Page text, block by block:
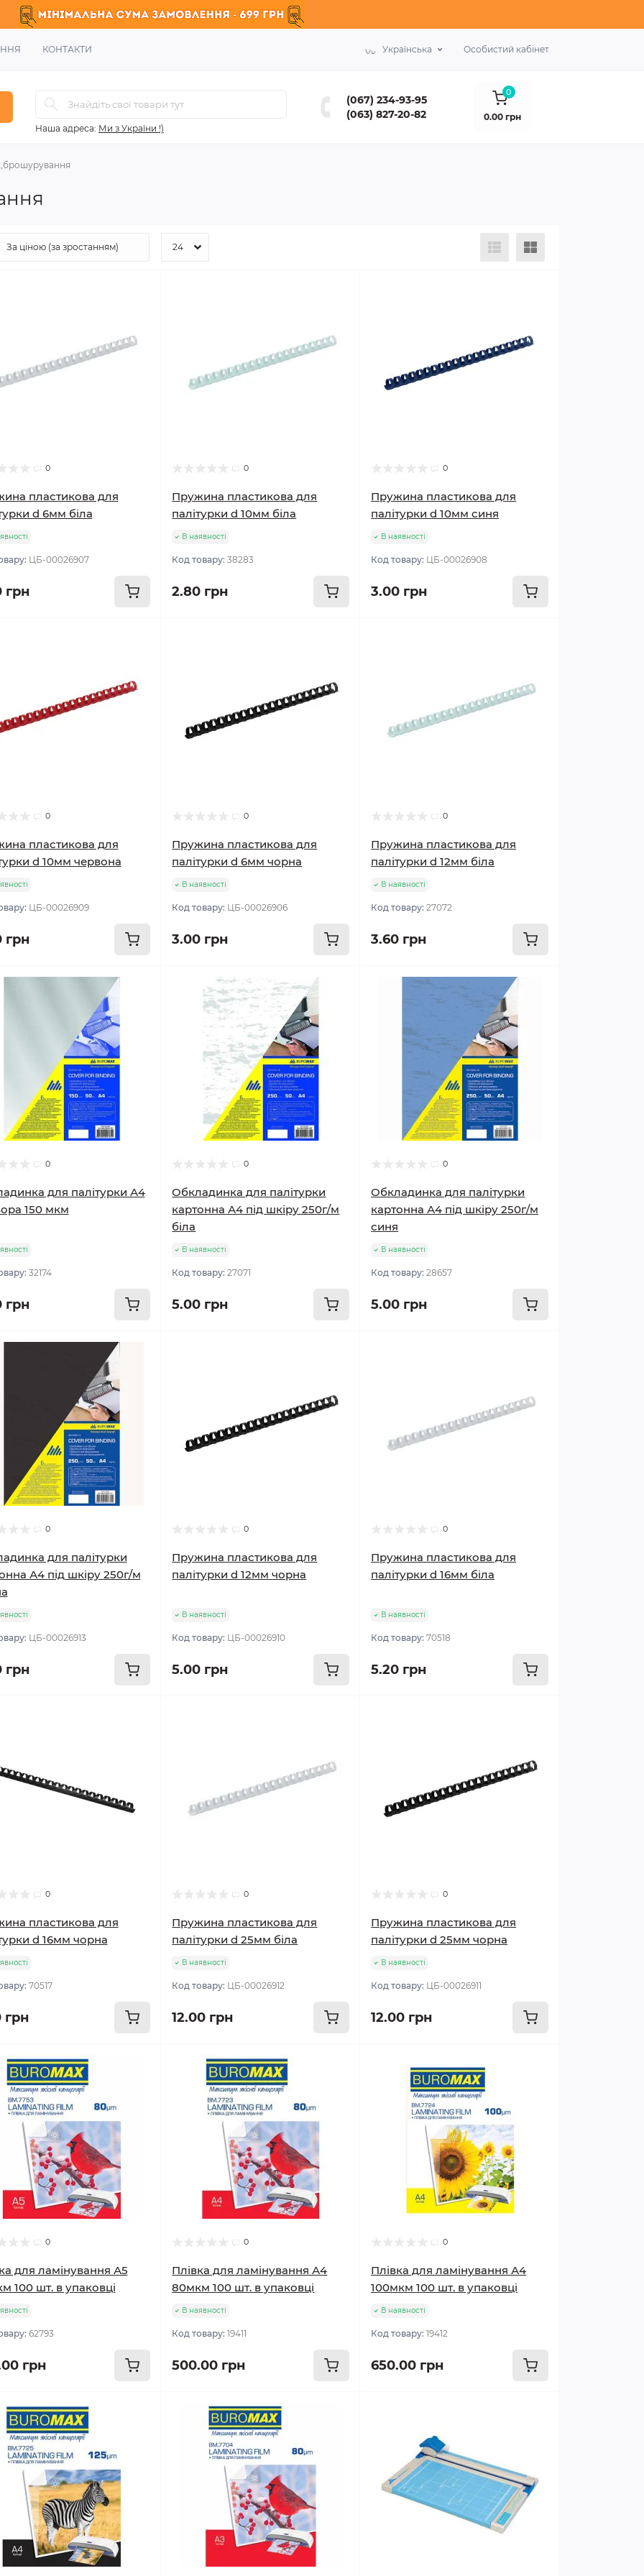
КОНТАКТИ Українська Особистий кабінет
Наша адреса: Ми з України !)
(067) 234-93-95
(063) 827-20-82
0
0.00 грн
0
пластикова для
d 6мм біла
ЦБ-00026907
грн
0
Пружина пластикова для
палітурки d 10мм біла
В наявності
Код товару:38283
2.80 грн
0
Пружина пластикова для
палітурки d 10мм синя
В наявності
Код товару: ЦБ-00026908
3.00 грн
0
пластикова для
d 10мм червона
ЦБ-00026909
грн
0
Пружина пластикова для
палітурки d 6мм чорна
В наявності
Код товару: ЦБ-00026906
3.00 грн
0
Пружина пластикова для
палітурки d 12мм біла
В наявності
Код товару:27072
3.60 грн
0
для палітурки А4
150 мкм
32174
грн
0
Обкладинка для палітурки
картонна А4 під шкіру 250г/м
біла
В наявності
Код товару:27071
5.00 грн
0
Обкладинка для палітурки
картонна А4 під шкіру 250г/м
синя
В наявності
Код товару:28657
5.00 грн
0
для палітурки
А4 під шкіру 250г/м
ЦБ-00026913
грн
0
Пружина пластикова для
палітурки d 12мм чорна
В наявності
Код товару: ЦБ-00026910
5.00 грн
0
Пружина пластикова для
палітурки d 16мм біла
В наявності
Код товару:70518
5.20 грн
0
пластикова для
d 16мм чорна
70517
грн
0
Пружина пластикова для
палітурки d 25мм біла
В наявності
Код товару: ЦБ-00026912
12.00 грн
0
Пружина пластикова для
палітурки d 25мм чорна
В наявності
Код товару: ЦБ-00026911
12.00 грн
0
для ламінування А5
100 шт. в упаковці
62793
грн
0
Плівка для ламінування А4
80мкм 100 шт. в упаковці
В наявності
Код товару:19411
500.00 грн
0
Плівка для ламінування А4
100мкм 100 шт. в упаковці
В наявності
Код товару:19412
650.00 грн